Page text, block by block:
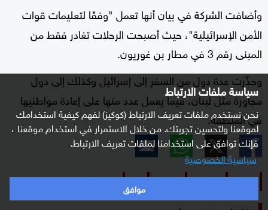
سياسة ملفات الارتباط
نحن نستخدم ملفات تعريف الارتباط (كوكيز) لفهم كيفية استخدامك
لموقعنا ولتحسين تجربتك. من خلال الاستمرار في استخدام موقعنا ،
فإنك توافق على استخدامنا لملفات تعريف الارتباط.
سياسية الخصوصية
موافق
وأضافت الشركة في بيان أنها تعمل "وفقًا لتعليمات قوات
الأمن الإسرائيلية"، حيث أصبحت الرحلات تغادر فقط من
المبنى رقم 3 في مطار بن غوريون.
وحذّرت عدة دول من السفر إلى إسرائيل وكذلك إلى دول
مجاورة مثل لبنان، فيما يعمل عدد منها على إعادة مواطنيها
في المنطقة.
طيران إسرائيل حماس غزة فلسطين